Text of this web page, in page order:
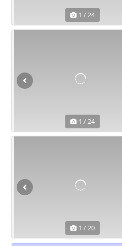
1 / 24
1 / 24
1 / 20